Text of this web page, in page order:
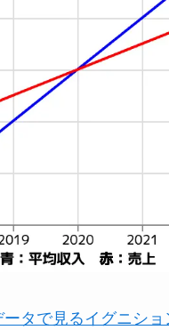
ータで見るイグニショ